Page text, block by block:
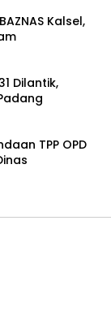
Kalsel,
Dilantik,
TPP OPD